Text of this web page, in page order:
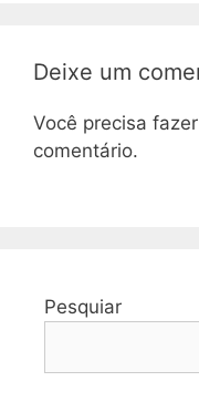
Deixe um
Você precisa
comentário.
Pesquiar